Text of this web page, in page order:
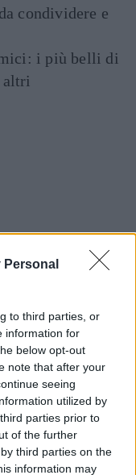
Personal
to third parties, or
information for
below opt-out
note that after your
seeing
utilized by
parties prior to
of the further
third parties on the
information may
condividere e
i più belli di
altri